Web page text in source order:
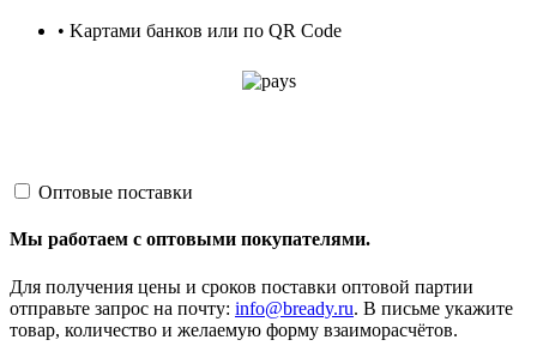
• Kартами банков или по QR Code
Оптовые поставки
Мы работаем с оптовыми покупателями.
Для получения цены и сроков поставки оптовой партии
отправьте запрос на почту: info@bready.ru. В письме укажите
товар, количество и желаемую форму взаиморасчётов.